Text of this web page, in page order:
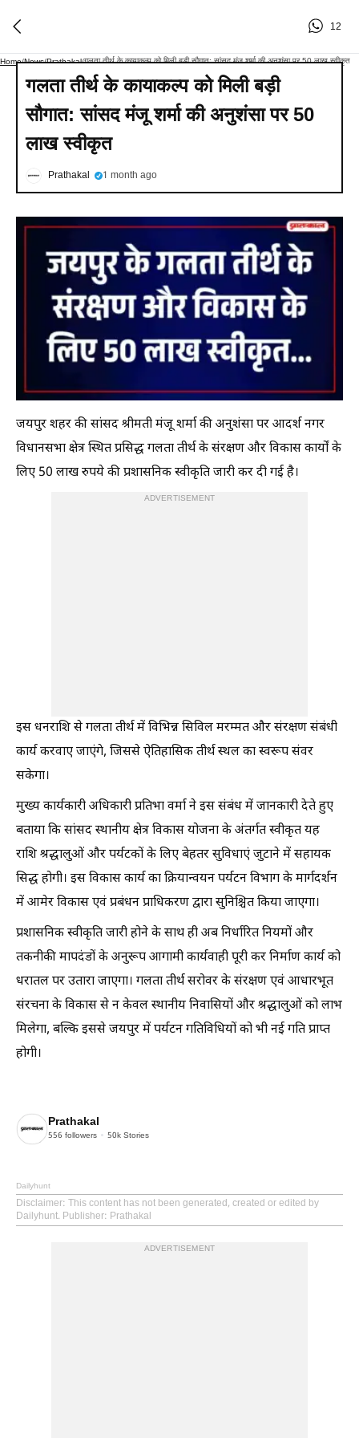
12
Home/News/Prathakal/गलता तीर्थ के कायाकल्प को मिली बड़ी सौगात: सांसद मंजू शर्मा की अनुशंसा पर 50 लाख स्वीकृत
गलता तीर्थ के कायाकल्प को मिली बड़ी
सौगात: सांसद मंजू शर्मा की अनुशंसा पर 50
लाख स्वीकृत
Prathakal 1 month ago
जयपुर शहर की सांसद श्रीमती मंजू शर्मा की अनुशंसा पर आदर्श नगर
विधानसभा क्षेत्र स्थित प्रसिद्ध गलता तीर्थ के संरक्षण और विकास कार्यों के
लिए 50 लाख रुपये की प्रशासनिक स्वीकृति जारी कर दी गई है।
ADVERTISEMENT
इस धनराशि से गलता तीर्थ में विभिन्न सिविल मरम्मत और संरक्षण संबंधी
कार्य करवाए जाएंगे, जिससे ऐतिहासिक तीर्थ स्थल का स्वरूप संवर
सकेगा।
मुख्य कार्यकारी अधिकारी प्रतिभा वर्मा ने इस संबंध में जानकारी देते हुए
बताया कि सांसद स्थानीय क्षेत्र विकास योजना के अंतर्गत स्वीकृत यह
राशि श्रद्धालुओं और पर्यटकों के लिए बेहतर सुविधाएं जुटाने में सहायक
सिद्ध होगी। इस विकास कार्य का क्रियान्वयन पर्यटन विभाग के मार्गदर्शन
में आमेर विकास एवं प्रबंधन प्राधिकरण द्वारा सुनिश्चित किया जाएगा।
प्रशासनिक स्वीकृति जारी होने के साथ ही अब निर्धारित नियमों और
तकनीकी मापदंडों के अनुरूप आगामी कार्यवाही पूरी कर निर्माण कार्य को
धरातल पर उतारा जाएगा। गलता तीर्थ सरोवर के संरक्षण एवं आधारभूत
संरचना के विकास से न केवल स्थानीय निवासियों और श्रद्धालुओं को लाभ
मिलेगा, बल्कि इससे जयपुर में पर्यटन गतिविधियों को भी नई गति प्राप्त
होगी।
Prathakal
556 followers 50k Stories
Dailyhunt
Disclaimer: This content has not been generated, created or edited by
Dailyhunt. Publisher: Prathakal
ADVERTISEMENT